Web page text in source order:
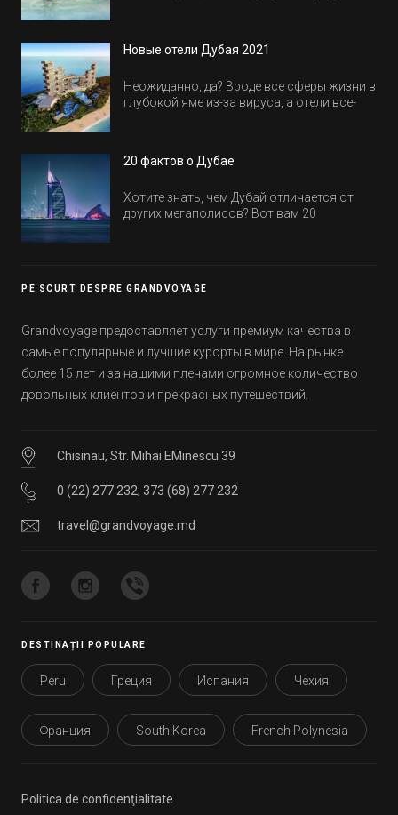
Новые отели Дубая 2021
Неожиданно, да? Вроде все сферы жизни в
глубокой яме из-за вируса, а отели все-
обычно на первые заезды дают промо-
20 фактов о Дубае
Хотите знать, чем Дубай отличается от
других мегаполисов? Вот вам 20
PE SCURT DESPRE GRANDVOYAGE
Grandvoyage предоставляет услуги премиум качества в
самые популярные и лучшие курорты в мире. На рынке
более 15 лет и за нашими плечами огромное количество
довольных клиентов и прекрасных путешествий.
Chisinau, Str. Mihai EMinescu 39
0 (22) 277 232; 373 (68) 277 232
travel@grandvoyage.md
DESTINAȚII POPULARE
Peru Греция Испания Чехия
Франция South Korea French Polynesia
Politica de confidenţialitate